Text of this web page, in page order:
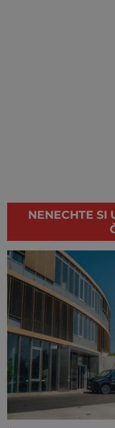
NENECHTE SI